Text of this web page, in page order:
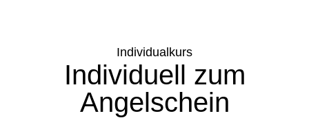
Individualkurs
Individuell zum
Angelschein